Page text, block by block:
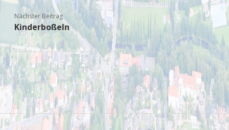
Nächster Beitrag
Kinderboßeln